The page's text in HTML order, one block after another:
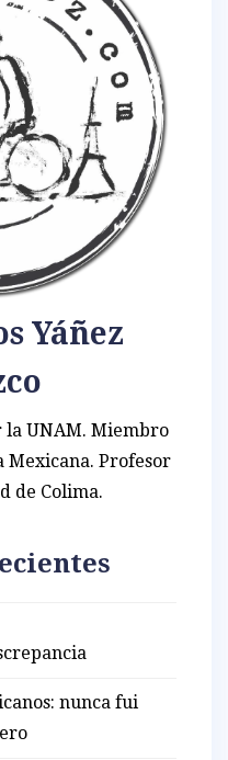
Yáñez
la UNAM. Miembro
Mexicana. Profesor
de Colima.
nunca fui